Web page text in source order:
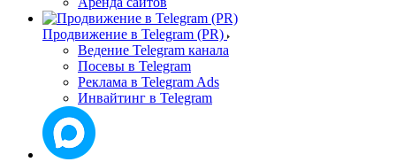
Продвижение в Telegram (PR)
Ведение Telegram канала
Посевы в Telegram
Реклама в Telegram Ads
Инвайтинг в Telegram